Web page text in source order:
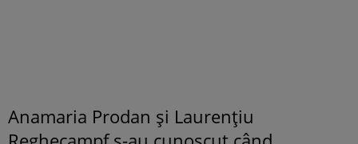
Anamaria Prodan și Laurențiu